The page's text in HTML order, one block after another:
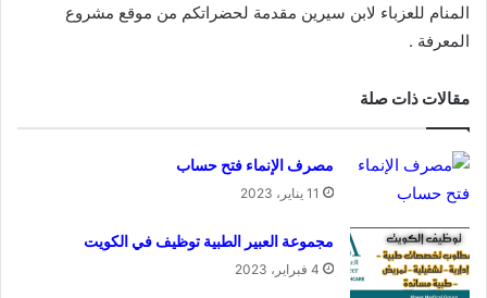
المنام للعزباء لابن سيرين مقدمة لحضراتكم من موقع مشروع
المعرفة .
مقالات ذات صلة
مصرف الإنماء فتح حساب
11 يناير، 2023
مجموعة العبير الطبية توظيف في الكويت
4 فبراير، 2023